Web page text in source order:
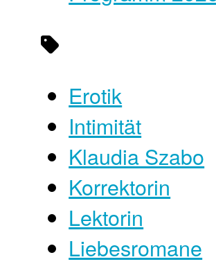
Erotik
Intimität
Klaudia Szabo
Korrektorin
Lektorin
Liebesromane